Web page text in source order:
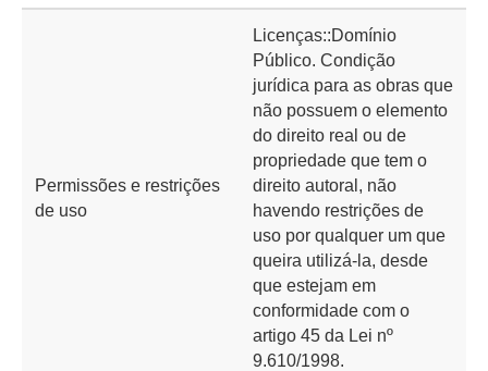
Permissões e restrições
de uso
Licenças::Domínio
Público. Condição
jurídica para as obras que
não possuem o elemento
do direito real ou de
propriedade que tem o
direito autoral, não
havendo restrições de
uso por qualquer um que
queira utilizá-la, desde
que estejam em
conformidade com o
artigo 45 da Lei nº
9.610/1998.